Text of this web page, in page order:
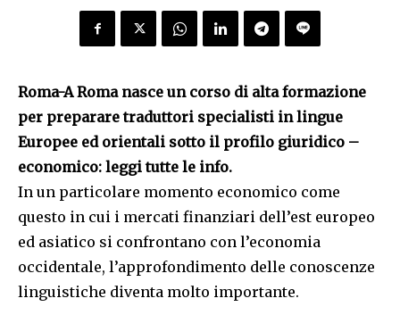
Roma-A Roma nasce un corso di alta formazione
per preparare traduttori specialisti in lingue
Europee ed orientali sotto il profilo giuridico –
economico: leggi tutte le info.
In un particolare momento economico come
questo in cui i mercati finanziari dell’est europeo
ed asiatico si confrontano con l’economia
occidentale, l’approfondimento delle conoscenze
linguistiche diventa molto importante.